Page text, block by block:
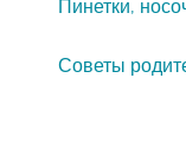
Пинетки,
Советы